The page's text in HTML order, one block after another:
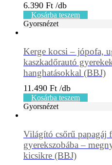
6.390 Ft
Kosárba teszem
Gyorsnézet
Kerge kocsi – jópofa,
kaszkadőrautó
hanghatásokkal (BBJ)
11.490 Ft
Kosárba teszem
Gyorsnézet
Világító csőrű papagáj
gyerekszobába –
kicsikre (BBJ)